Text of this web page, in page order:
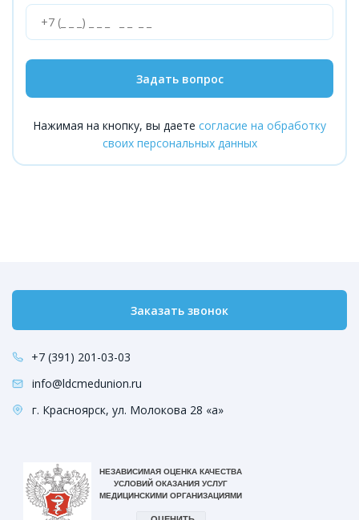
Задать вопрос
Нажимая на кнопку, вы даете согласие на обработку
своих персональных данных
Заказать звонок
+7 (391) 201-03-03
info@ldcmedunion.ru
г. Красноярск, ул. Молокова 28 «а»